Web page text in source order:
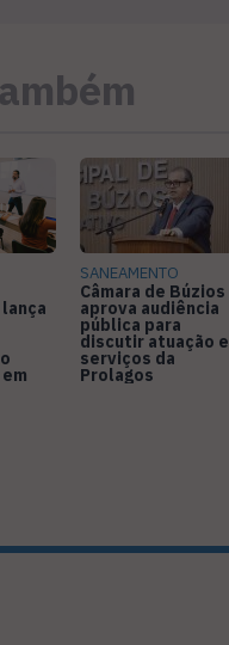
SANEAMENTO
Câmara de Búzios
aprova audiência
pública para
discutir atuação e
serviços da
Prolagos